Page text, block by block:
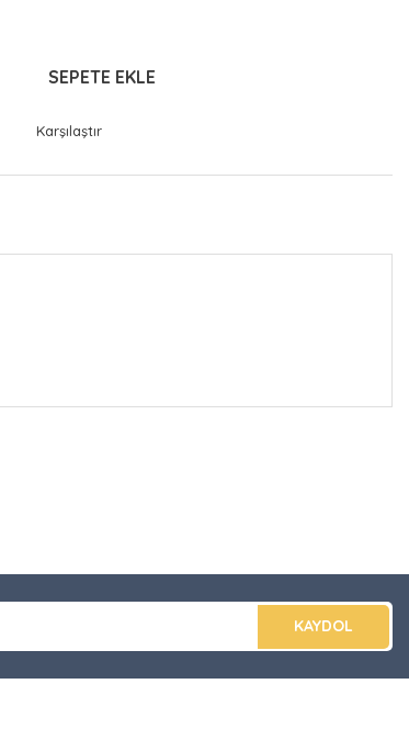
SEPETE EKLE
Karşılaştır
KAYDOL